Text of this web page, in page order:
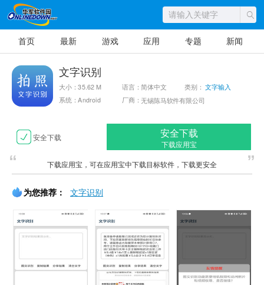
首页 最新 游戏 应用 专题 新闻
文字识别
大小：35.62 M 语言：简体中文 类别：文字输入
系统：Android
厂商： 无锡陈马软件有限公司
安全下载 安全下载
下载应用宝
下载应用宝，可在应用宝中下载目标软件，下载更安全
为您推荐： 文字识别